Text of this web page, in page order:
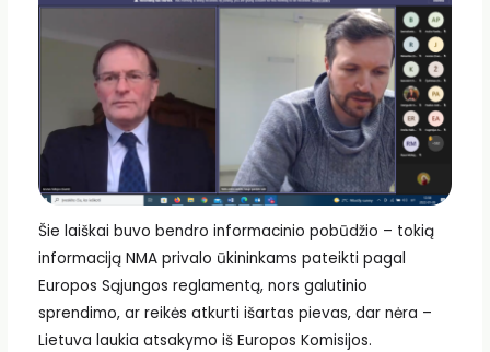
Šie laiškai buvo bendro informacinio pobūdžio – tokią
informaciją NMA privalo ūkininkams pateikti pagal
Europos Sąjungos reglamentą, nors galutinio
sprendimo, ar reikės atkurti išartas pievas, dar nėra –
Lietuva laukia atsakymo iš Europos Komisijos.